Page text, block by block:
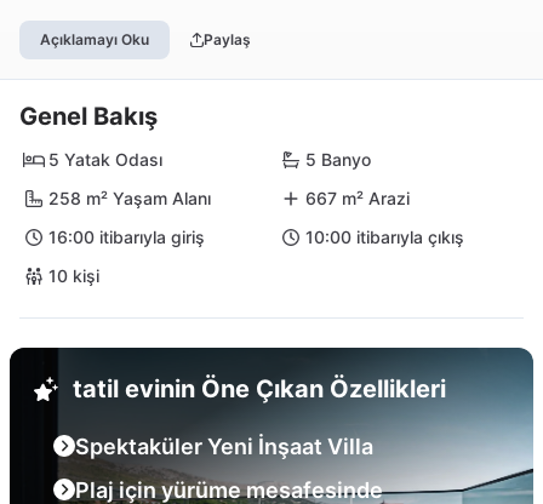
Açıklamayı Oku Paylaş
Genel Bakış
5 Yatak Odası
5 Banyo
258 m² Yaşam Alanı
667 m² Arazi
16:00 itibarıyla giriş
10:00 itibarıyla çıkış
10 kişi
tatil evinin Öne Çıkan Özellikleri
Spektaküler Yeni İnşaat Villa
Plaj için yürüme mesafesinde